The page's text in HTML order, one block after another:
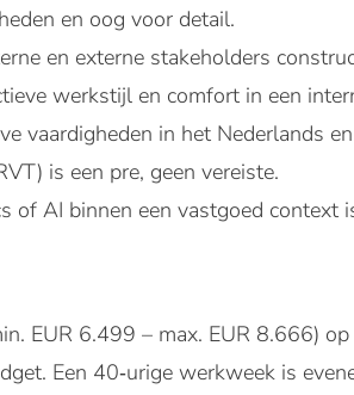
en oog voor detail.
en externe stakeholders
werkstijl en comfort in een
vaardigheden in het Nederlands
is een pre, geen vereiste.
of AI binnen een vastgoed context
EUR 6.499 – max. EUR 8.666)
Een 40‑urige werkweek is